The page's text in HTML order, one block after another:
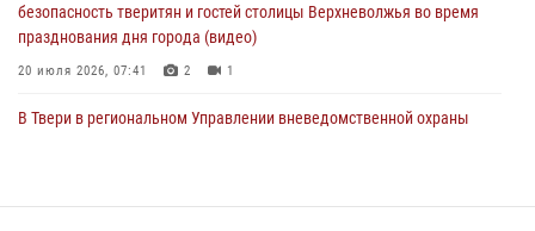
безопасность тверитян и гостей столицы Верхневолжья во время
празднования дня города (видео)
20 июля 2026, 07:41 2 1
В Твери в региональном Управлении вневедомственной охраны